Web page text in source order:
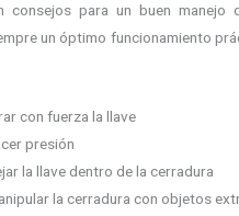
consejos para un buen manejo
un óptimo funcionamiento
con fuerza la llave
presión
la llave dentro de la cerradura
la cerradura con objetos